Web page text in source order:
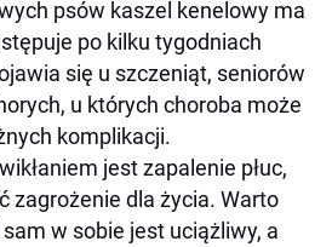
psów kaszel kenelowy ma
po kilku tygodniach
się u szczeniąt, seniorów
u których choroba może
komplikacji.
jest zapalenie płuc,
zagrożenie dla życia. Warto
w sobie jest uciążliwy, a